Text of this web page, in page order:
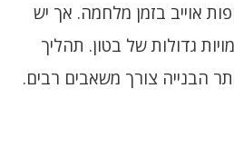
אוייב בזמן מלחמה. אך יש
גדולות של בטון. תהליך
הבנייה צורך משאבים רבים.